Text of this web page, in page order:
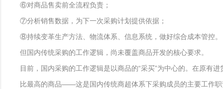
⑥对商品售卖前全流程负责；
⑦分析销售数据，为下一次采购计划提供依据；
⑧持续变革生产方法、物流体系、信息系统，做好综合成本管控。
但国内传统采购的工作逻辑，尚未覆盖商品开发的核心要求。
目前，国内采购的工作逻辑是以商品的“采买”为中心的。在原有
比最高的商品——这是国内传统商超体系下采购成员的主要工作